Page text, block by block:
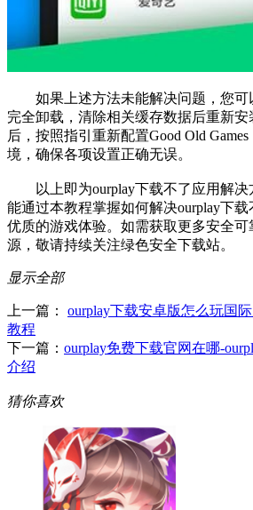
如果上述方法未能解决问题，您可
完全卸载，清除相关缓存数据后重新
后，按照指引重新配置Good Old
境，确保各项设置正确无误。
以上即为ourplay下载不了应用解决
能通过本教程掌握如何解决ourplay下
优质的游戏体验。如需获取更多安全
源，敬请持续关注绿色安全下载站。
显示全部
上一篇：
ourplay下载安卓版怎么玩国
教程
下一篇： ourplay免费下载官网在哪-
介绍
猜你喜欢